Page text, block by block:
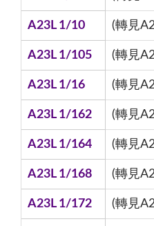
A23L 1/10 (轉見
A23L 1/105 (轉見
A23L 1/16 (轉見
A23L 1/162 (轉見
A23L 1/164 (轉見
A23L 1/168 (轉見
A23L 1/172 (轉見